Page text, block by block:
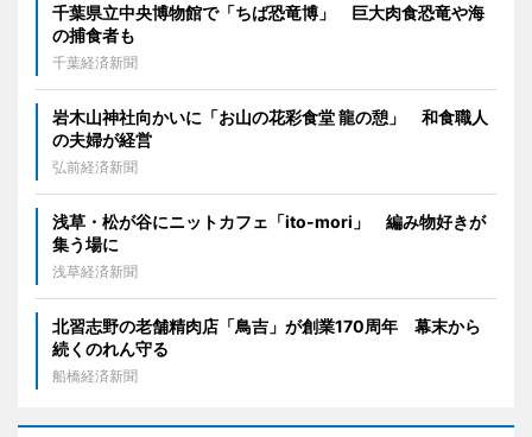
千葉県立中央博物館で「ちば恐竜博」 巨大肉食恐竜や海
の捕食者も
千葉経済新聞
岩木山神社向かいに「お山の花彩食堂 龍の憩」 和食職人
の夫婦が経営
弘前経済新聞
浅草・松が谷にニットカフェ「ito-mori」 編み物好きが
集う場に
浅草経済新聞
北習志野の老舗精肉店「鳥吉」が創業170周年 幕末から
続くのれん守る
船橋経済新聞